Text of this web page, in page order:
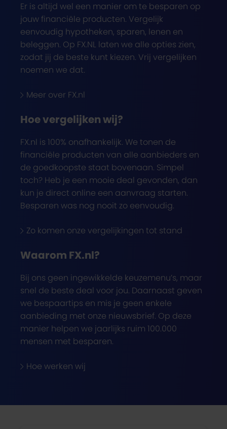
Er is altijd wel een manier om te besparen op
jouw financiële producten. Vergelijk
eenvoudig hypotheken, sparen, lenen en
beleggen. Op FX.NL laten we alle opties zien,
zodat jij de beste kunt kiezen. Vrij vergelijken
noemen we dat.
Meer over FX.nl
Hoe vergelijken wij?
FX.nl is 100% onafhankelijk. We tonen de
financiële producten van alle aanbieders en
de goedkoopste staat bovenaan. Simpel
toch? Heb je een mooie deal gevonden, dan
kun je direct online een aanvraag starten.
Besparen was nog nooit zo eenvoudig.
Zo komen onze vergelijkingen tot stand
Waarom FX.nl?
Bij ons geen ingewikkelde keuzemenu’s, maar
snel de beste deal voor jou. Daarnaast geven
we bespaartips en mis je geen enkele
aanbieding met onze nieuwsbrief. Op deze
manier helpen we jaarlijks ruim 100.000
mensen met besparen.
Hoe werken wij